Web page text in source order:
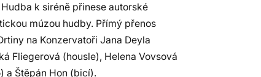
k siréně přinese autorské
múzou hudby. Přímý přenos
na Konzervatoři Jana Deyla
Fliegerová (housle), Helena Vovsová
a Štěpán Hon (bicí).